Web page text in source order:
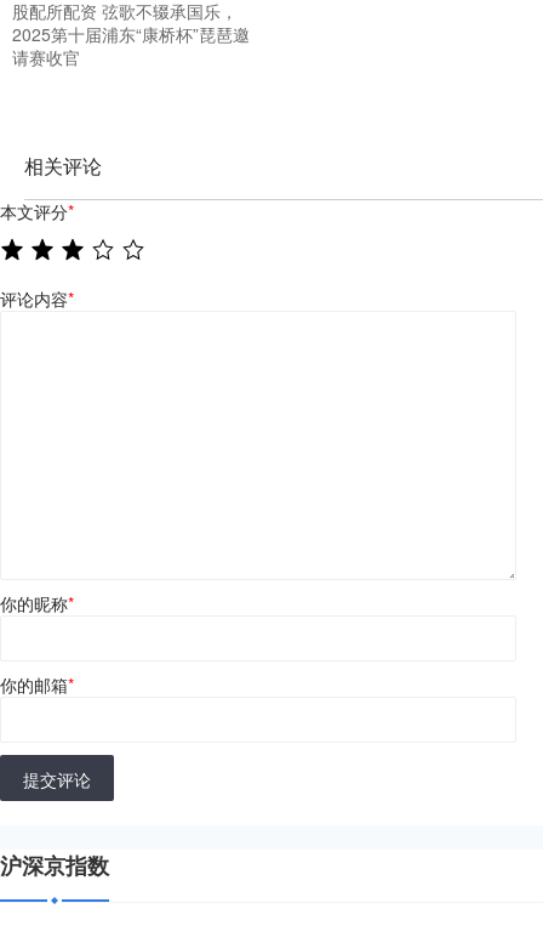
股配所配资 弦歌不辍承国乐，
2025第十届浦东“康桥杯”琵琶邀
请赛收官
相关评论
本文评分*
评论内容*
你的昵称*
你的邮箱*
提交评论
沪深京指数